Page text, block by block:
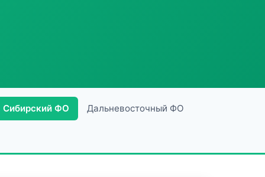
Сибирский ФО Дальневосточный ФО